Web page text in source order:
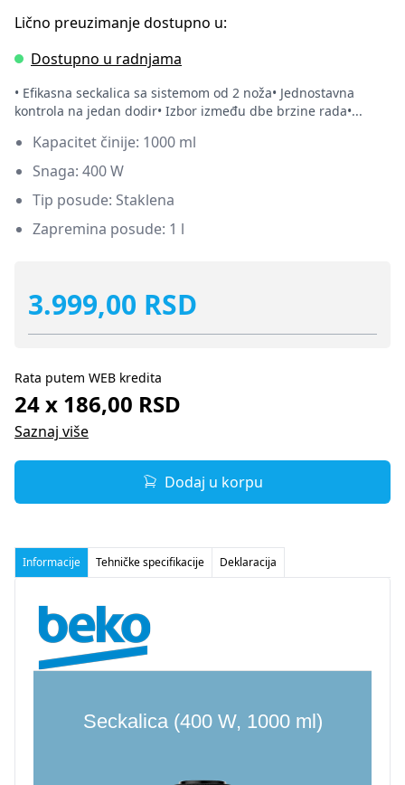
Lično preuzimanje dostupno u:
Dostupno u radnjama
• Efikasna seckalica sa sistemom od 2 noža• Jednostavna
kontrola na jedan dodir• Izbor između dbe brzine rada•...
Kapacitet činije: 1000 ml
Snaga: 400 W
Tip posude: Staklena
Zapremina posude: 1 l
3.999,00 RSD
Rata putem WEB kredita
24 x 186,00 RSD
Saznaj više
Dodaj u korpu
Informacije Tehničke specifikacije Deklaracija
Seckalica (400 W, 1000 ml)